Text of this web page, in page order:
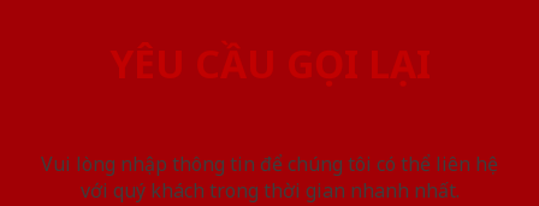
YÊU CẦU GỌI LẠI
Vui lòng nhập thông tin để chúng tôi có thể liên hệ
với quý khách trong thời gian nhanh nhất.